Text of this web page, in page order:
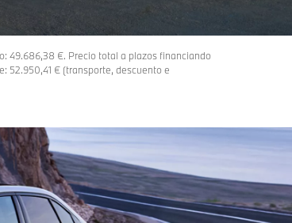
49.686,38 €. Precio total a plazos financiando
52.950,41 € (transporte, descuento e